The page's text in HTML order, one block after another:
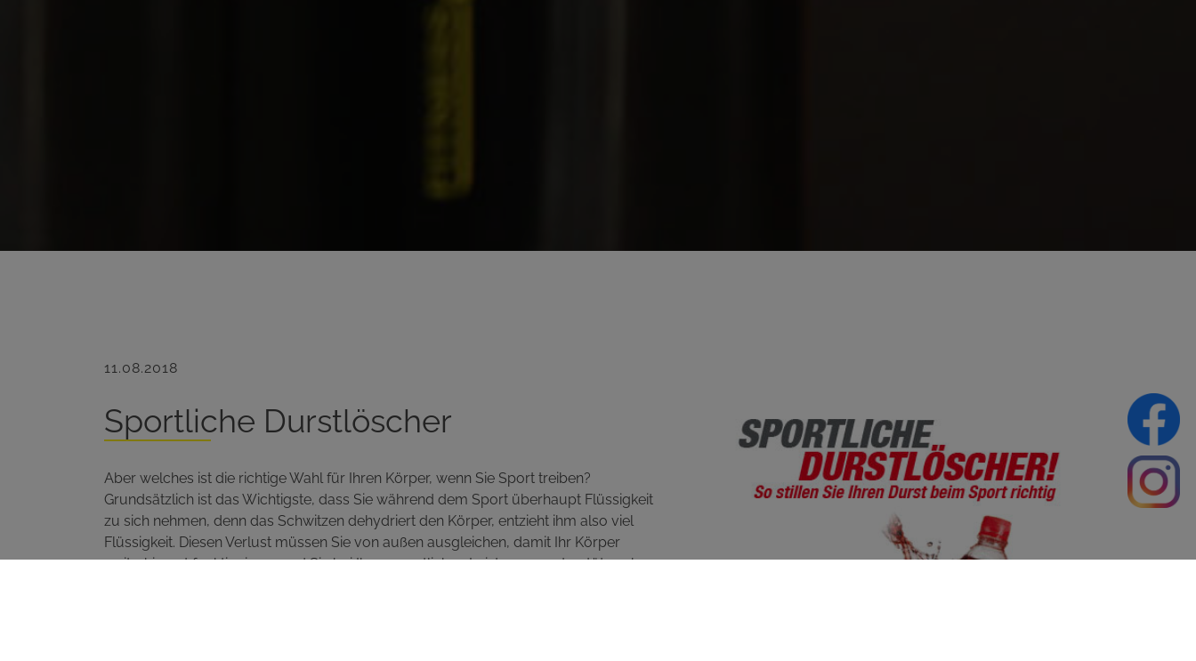
11.08.2018
Sportliche Durstlöscher
Aber welches ist die richtige Wahl für Ihren Körper, wenn Sie Sport treiben?
Grundsätzlich ist das Wichtigste, dass Sie während dem Sport überhaupt Flüssigkeit
zu sich nehmen, denn das Schwitzen dehydriert den Körper, entzieht ihm also viel
Flüssigkeit. Diesen Verlust müssen Sie von außen ausgleichen, damit Ihr Körper
weiterhin gut funktionieren und Sie bei Ihren sportlichen Leistungen unterstützen kann.